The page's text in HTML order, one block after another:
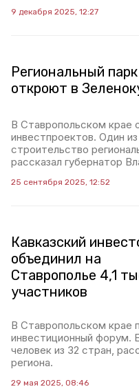
9 декабря 2025, 12:27
Региональный парк
откроют в
В Ставропольском крае
инвестпроектов. Один из
строительство
рассказал губернатор
25 сентября 2025, 12:52
Кавказский
объединил на
Ставрополье 4,1
участников
В Ставропольском крае
инвестиционный форум.
человек из 32 стран,
региона.
29 мая 2025, 08:46